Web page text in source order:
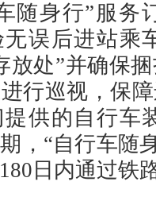
随身行”服务
误后进站乘
放处”并确保
行巡视，保
供的自行车
，“自行车随
日内通过铁